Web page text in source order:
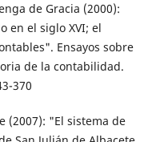
de Gracia (2000):
en el siglo XVI; el
Ensayos sobre
de la contabilidad.
370
(2007): "El sistema de